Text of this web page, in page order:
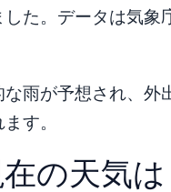
た。データは気
雨が予想され、外
す。
の天気は